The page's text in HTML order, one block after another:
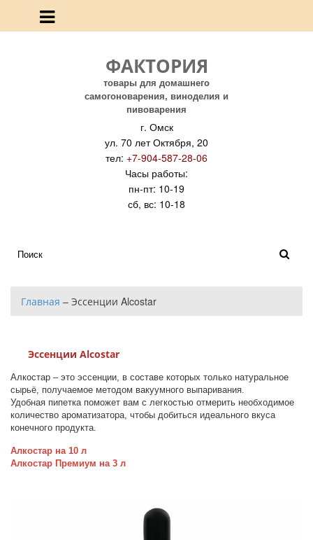
ФАКТОРИЯ
товары для домашнего
самогоноварения, виноделия и
пивоварения
г. Омск
ул. 70 лет Октября, 20
тел: +7-904-587-28-06
Часы работы:
пн-пт: 10-19
сб, вс: 10-18
Главная – Эссенции Alcostar
Эссенции Alcostar
Алкостар – это эссенции, в составе которых только натуральное
сырьё, получаемое методом вакуумного выпаривания.
Удобная пипетка поможет вам с легкостью отмерить необходимое
количество ароматизатора, чтобы добиться идеального вкуса
конечного продукта.
Алкостар на 10 л
Алкостар Премиум на 3 л